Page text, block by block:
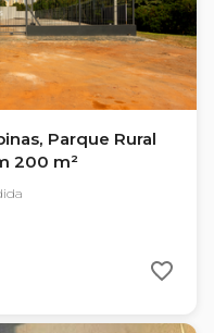
Parque Rural
200 m²